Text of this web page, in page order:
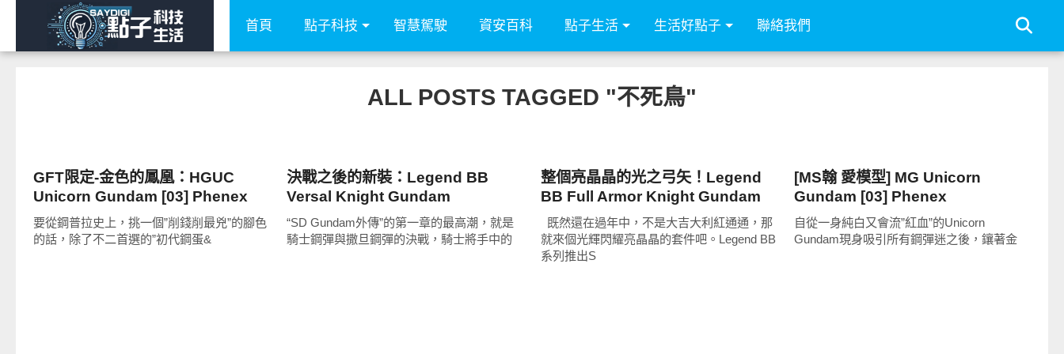
首頁 點子科技 智慧駕駛 資安百科 點子生活 生活好點子 聯絡我們
ALL POSTS TAGGED "不死鳥"
GFT限定-金色的鳳凰：HGUC
Unicorn Gundam [03] Phenex
[NT-D] ver.GFT
要從鋼普拉史上，挑一個”削錢削最兇”的腳色
的話，除了不二首選的”初代鋼蛋&
決戰之後的新裝：Legend BB
Versal Knight Gundam
“SD Gundam外傳”的第一章的最高潮，就是
騎士鋼彈與撒旦鋼彈的決戰，騎士將手中的
整個亮晶晶的光之弓矢！Legend
BB Full Armor Knight Gundam
(光之巨人 ver.)
既然還在過年中，不是大吉大利紅通通，那
就來個光輝閃耀亮晶晶的套件吧。Legend BB
系列推出S
[MS翰 愛模型] MG Unicorn
Gundam [03] Phenex
自從一身純白又會流”紅血”的Unicorn
Gundam現身吸引所有鋼彈迷之後，鑲著金